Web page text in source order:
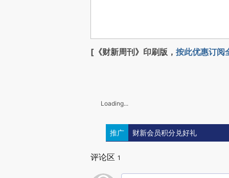
[《财新周刊》印刷版， 按此优惠订阅
Loading...
推广 财新会员积分兑好礼
评论区 1